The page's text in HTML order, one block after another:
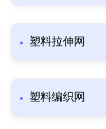
塑料拉伸网
塑料编织网